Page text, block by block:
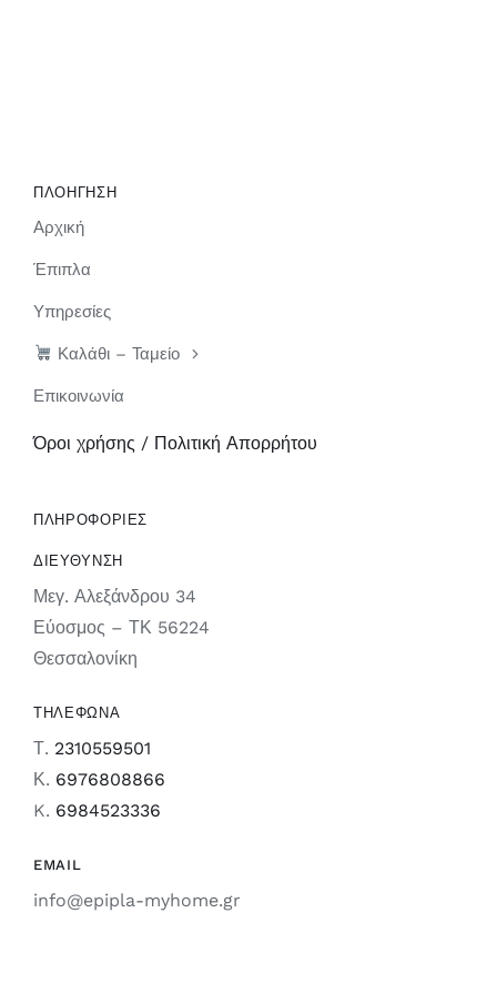
ΠΛΟΗΓΗΣΗ
Αρχική
Έπιπλα
Υπηρεσίες
Καλάθι – Ταμείο
Επικοινωνία
Όροι χρήσης / Πολιτική Απορρήτου
ΠΛΗΡΟΦΟΡΙΕΣ
ΔΙΕΥΘΥΝΣΗ
Μεγ. Αλεξάνδρου 34
Εύοσμος – ΤΚ 56224
Θεσσαλονίκη
ΤΗΛΕΦΩΝΑ
Τ. 2310559501
Κ. 6976808866
K. 6984523336
EMAIL
info@epipla-myhome.gr